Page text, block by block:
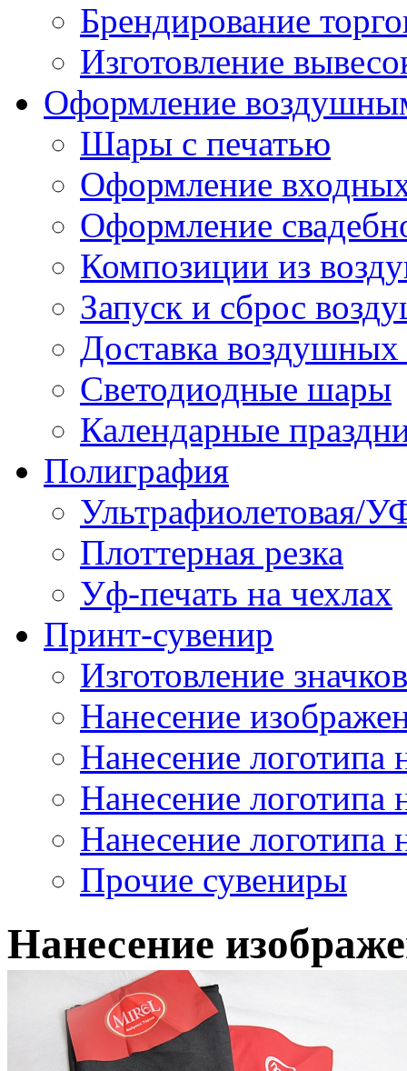
Брендирование
Изготовление
Оформление
Шары с печатью
Оформление
Оформление
Композиции из
Запуск и сброс
Доставка
Светодиодные шары
Календарные
Полиграфия
Ультрафиолетовая/
Плоттерная резка
Уф-печать на чехлах
Принт-сувенир
Изготовление
Нанесение
Нанесение логотипа
Нанесение логотипа
Нанесение логотипа
Прочие сувениры
Нанесение